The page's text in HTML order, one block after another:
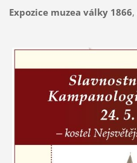
Expozice muzea války 1866